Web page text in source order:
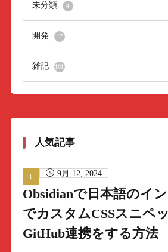
未分類 4
開発 17
雑記 161
人気記事
9月 12, 2024
Obsidianで日本語のイ
でカスタムCSSスニペ
GitHub連携をする方法